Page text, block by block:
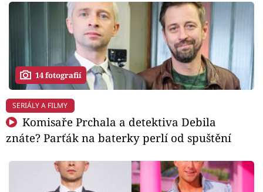
14 fotografií
SERIÁLY A FILMY
Komisaře Prchala a detektiva Debila
znáte? Parťák na baterky perlí od spuštění